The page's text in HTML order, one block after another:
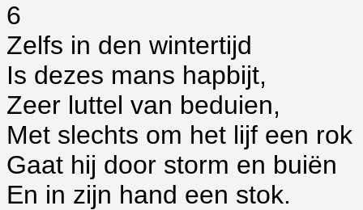
6
Zelfs in den wintertijd
Is dezes mans hapbijt,
Zeer luttel van beduien,
Met slechts om het lijf een rok
Gaat hij door storm en buiën
En in zijn hand een stok.